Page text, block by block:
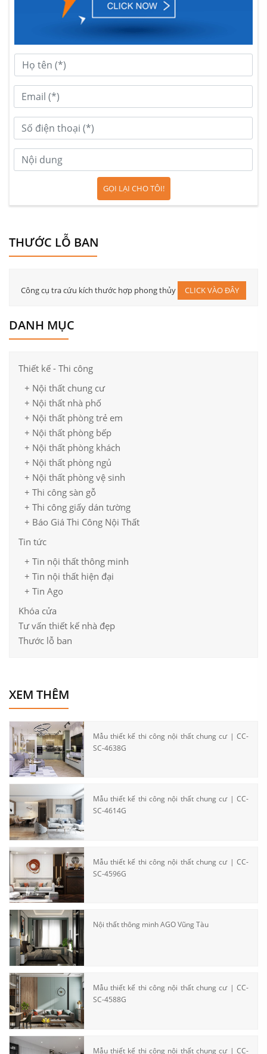
Mẫu thiết kế thi công nội thất căn hộ chung cư hiện đại, sang trọng
GỌI LẠI CHO TÔI!
THƯỚC LỖ BAN
Công cụ tra cứu kích thước hợp phong thủy CLICK VÀO ĐÂY
DANH MỤC
Thiết kế - Thi công
+ Nội thất chung cư
+ Nội thất nhà phố
+ Nội thất phòng trẻ em
+ Nội thất phòng bếp
+ Nội thất phòng khách
+ Nội thất phòng ngủ
+ Nội thất phòng vệ sinh
+ Thi công sàn gỗ
+ Thi công giấy dán tường
+ Báo Giá Thi Công Nội Thất
Tin tức
+ Tin nội thất thông minh
+ Tin nội thất hiện đại
+ Tin Ago
Khóa cửa
Tư vấn thiết kế nhà đẹp
Thước lỗ ban
XEM THÊM
Mẫu thiết kế thi công nội thất chung cư | CC-
SC-4638G
Mẫu thiết kế thi công nội thất chung cư | CC-
SC-4614G
Mẫu thiết kế thi công nội thất chung cư | CC-
SC-4596G
Nội thất thông minh AGO Vũng Tàu
Mẫu thiết kế thi công nội thất chung cư | CC-
SC-4588G
Mẫu thiết kế thi công nội thất chung cư | CC-